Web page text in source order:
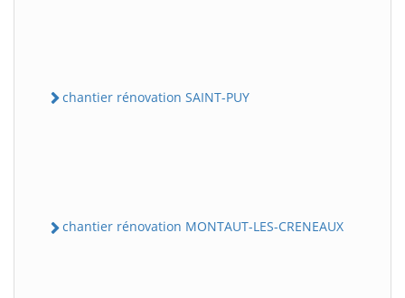
chantier rénovation SAINT-PUY
chantier rénovation MONTAUT-LES-CRENEAUX